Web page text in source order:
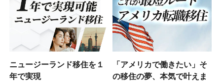
ニュージーランド移住を１
年で実現
「アメリカで働きたい」そ
の移住の夢、本気で叶えま